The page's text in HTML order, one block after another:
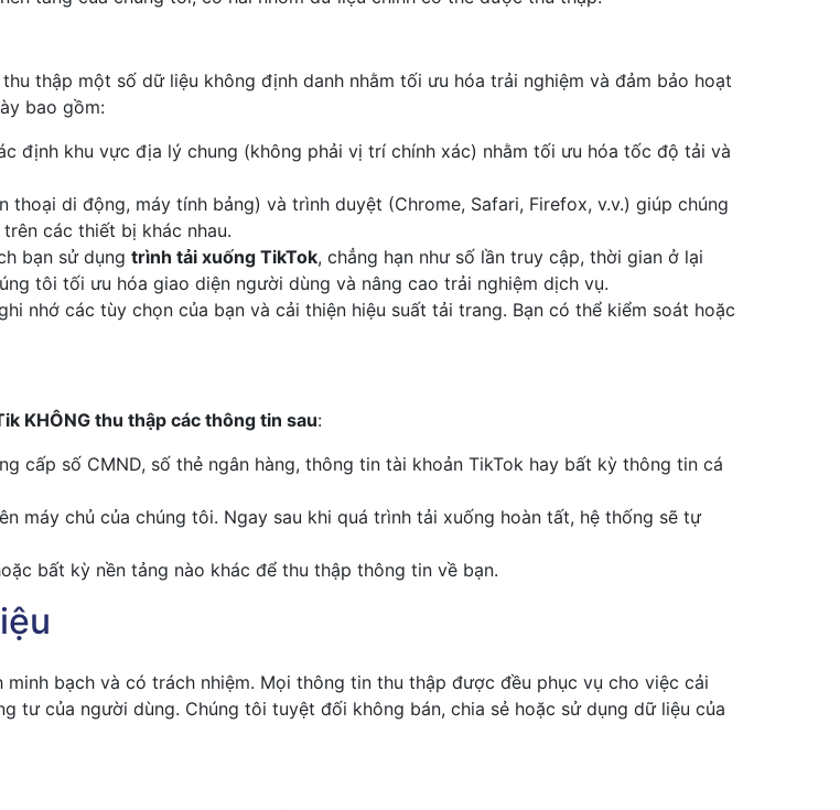
thập một số dữ liệu không định danh nhằm tối ưu hóa trải nghiệm và đảm bảo hoạt
bao gồm:
định khu vực địa lý chung (không phải vị trí chính xác) nhằm tối ưu hóa tốc độ tải và
thoại di động, máy tính bảng) và trình duyệt (Chrome, Safari, Firefox, v.v.) giúp chúng
các thiết bị khác nhau.
bạn sử dụng trình tải xuống TikTok, chẳng hạn như số lần truy cập, thời gian ở lại
tôi tối ưu hóa giao diện người dùng và nâng cao trải nghiệm dịch vụ.
nhớ các tùy chọn của bạn và cải thiện hiệu suất tải trang. Bạn có thể kiểm soát hoặc
KHÔNG thu thập các thông tin sau:
cấp số CMND, số thẻ ngân hàng, thông tin tài khoản TikTok hay bất kỳ thông tin cá
máy chủ của chúng tôi. Ngay sau khi quá trình tải xuống hoàn tất, hệ thống sẽ tự
bất kỳ nền tảng nào khác để thu thập thông tin về bạn.
bạch và có trách nhiệm. Mọi thông tin thu thập được đều phục vụ cho việc cải
tư của người dùng. Chúng tôi tuyệt đối không bán, chia sẻ hoặc sử dụng dữ liệu của